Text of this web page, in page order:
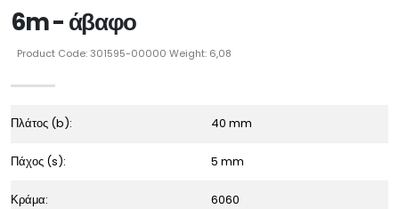
6m - άβαφο
Product Code: 301595-00000 Weight: 6,08
Πλάτος (b): 40 mm
Πάχος (s): 5 mm
Κράμα: 6060